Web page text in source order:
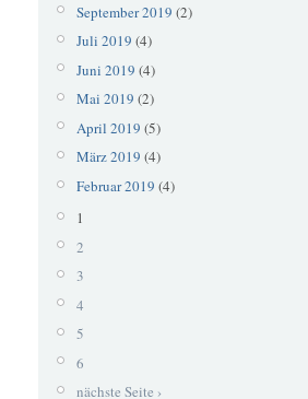
September 2019 (2)
Juli 2019 (4)
Juni 2019 (4)
Mai 2019 (2)
April 2019 (5)
März 2019 (4)
Februar 2019 (4)
1
2
3
4
5
6
nächste Seite ›